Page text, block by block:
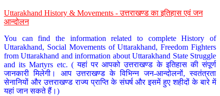
Uttarakhand History & Movements - उत्तराखण्ड का इतिहास एवं जन
आन्दोलन
You can find the information related to complete History of
Uttarakhand, Social Movements of Uttarakhand, Freedom Fighters
from Uttarakhand and information about Uttarakhand State Struggle
and its Martyrs etc. ( यहां पर आपको उत्तराखण्ड के इतिहास की संपूर्ण
जानकारी मिलेगी। आप उत्तराखण्ड के विभिन्न जन-आन्दोलनों, स्वतंत्रता
सेनानियों और उत्तराखण्ड राज्य प्राप्ति के संघर्ष और इसमें हुए शहीदों के बारे में
यहां जान सकते हैं।)